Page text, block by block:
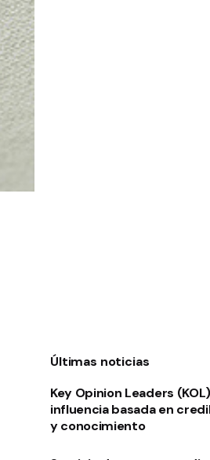
Últimas noticias
Key Opinion Leaders
influencia basada en
y conocimiento